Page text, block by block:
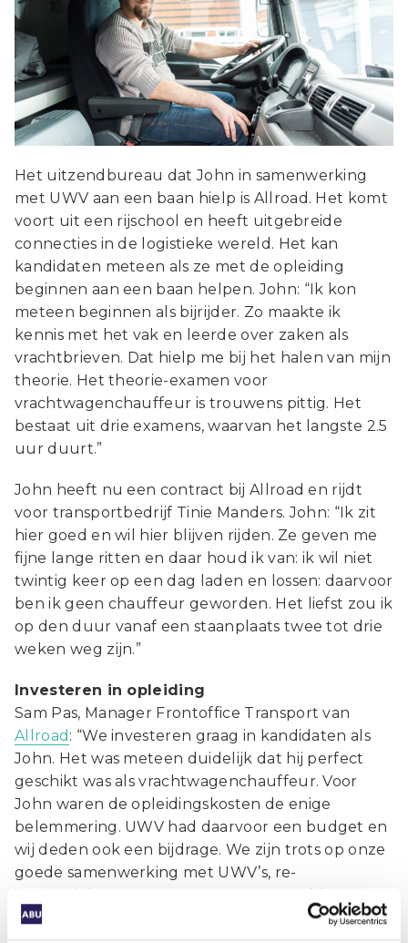
Het uitzendbureau dat John in samenwerking
met UWV aan een baan hielp is Allroad. Het komt
voort uit een rijschool en heeft uitgebreide
connecties in de logistieke wereld. Het kan
kandidaten meteen als ze met de opleiding
beginnen aan een baan helpen. John: “Ik kon
meteen beginnen als bijrijder. Zo maakte ik
kennis met het vak en leerde over zaken als
vrachtbrieven. Dat hielp me bij het halen van mijn
theorie. Het theorie-examen voor
vrachtwagenchauffeur is trouwens pittig. Het
bestaat uit drie examens, waarvan het langste 2.5
uur duurt.”
John heeft nu een contract bij Allroad en rijdt
voor transportbedrijf Tinie Manders. John: “Ik zit
hier goed en wil hier blijven rijden. Ze geven me
fijne lange ritten en daar houd ik van: ik wil niet
twintig keer op een dag laden en lossen: daarvoor
ben ik geen chauffeur geworden. Het liefst zou ik
op den duur vanaf een staanplaats twee tot drie
weken weg zijn.”
Investeren in opleiding
Sam Pas, Manager Frontoffice Transport van
Allroad : “We investeren graag in kandidaten als
John. Het was meteen duidelijk dat hij perfect
geschikt was als vrachtwagenchauffeur. Voor
John waren de opleidingskosten de enige
belemmering. UWV had daarvoor een budget en
wij deden ook een bijdrage. We zijn trots op onze
goede samenwerking met UWV’s, re-
integratiebureaus en gemeentes. Daarbij waren
wij er om kinken in de kabel op te vangen. Nadat